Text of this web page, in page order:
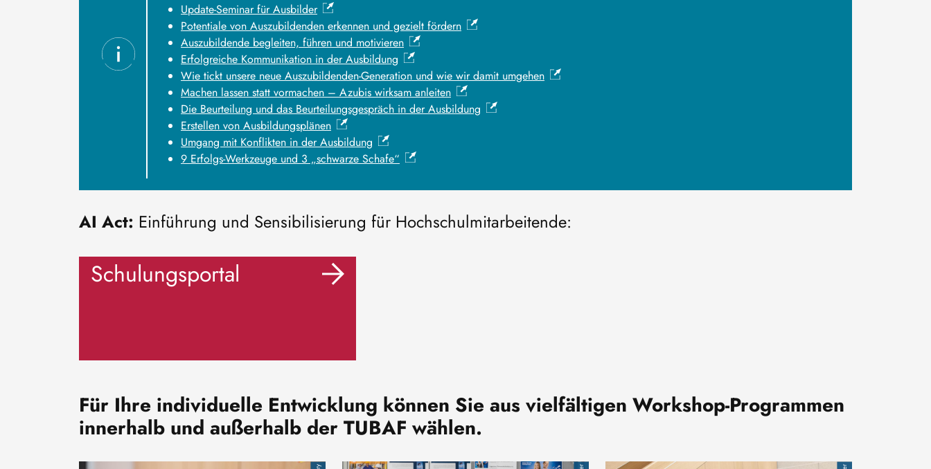
Update-Seminar für Ausbilder
Potentiale von Auszubildenden erkennen und gezielt fördern
Auszubildende begleiten, führen und motivieren
Erfolgreiche Kommunikation in der Ausbildung
Wie tickt unsere neue Auszubildenden-Generation und wie wir damit umgehen
Machen lassen statt vormachen – Azubis wirksam anleiten
Die Beurteilung und das Beurteilungsgespräch in der Ausbildung
Erstellen von Ausbildungsplänen
Umgang mit Konflikten in der Ausbildung
9 Erfolgs-Werkzeuge und 3 „schwarze Schafe“
AI Act: Einführung und Sensibilisierung für Hochschulmitarbeitende:
Schulungsportal
Für Ihre individuelle Entwicklung können Sie aus vielfältigen Workshop-Programmen
innerhalb und außerhalb der TUBAF wählen.